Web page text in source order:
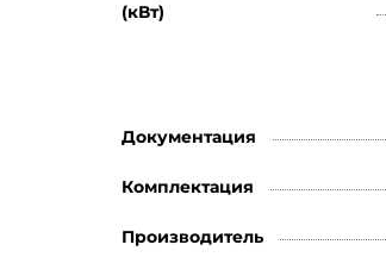
(кВт)
Документация
Комплектация
Производитель